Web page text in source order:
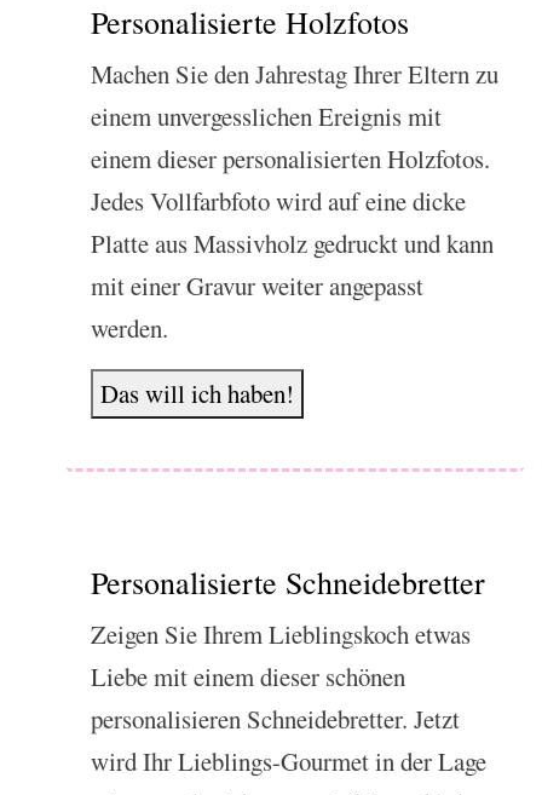
Personalisierte Holzfotos
Machen Sie den Jahrestag Ihrer Eltern zu
einem unvergesslichen Ereignis mit
einem dieser personalisierten Holzfotos.
Jedes Vollfarbfoto wird auf eine dicke
Platte aus Massivholz gedruckt und kann
mit einer Gravur weiter angepasst
werden.
Das will ich haben!
Personalisierte Schneidebretter
Zeigen Sie Ihrem Lieblingskoch etwas
Liebe mit einem dieser schönen
personalisieren Schneidebretter. Jetzt
wird Ihr Lieblings-Gourmet in der Lage